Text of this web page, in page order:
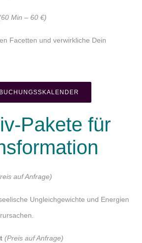
Min – 60 €)
Facetten und verwirkliche Dein
Pakete für
auf Anfrage)
Ungleichgewichte und Energien
(Preis auf Anfrage)